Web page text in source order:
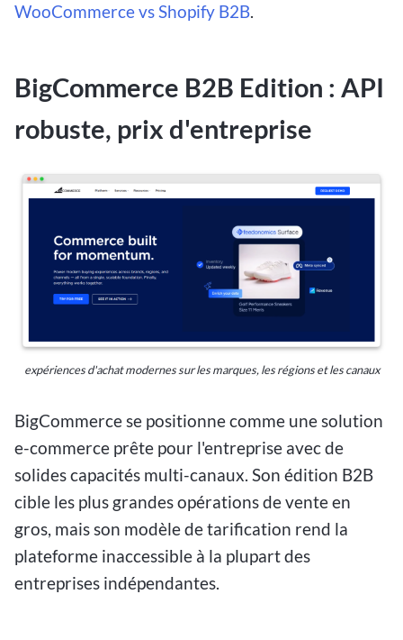
WooCommerce vs Shopify B2B.
BigCommerce B2B Edition : API
robuste, prix d'entreprise
expériences d'achat modernes sur les marques, les régions et les canaux
BigCommerce se positionne comme une solution
e-commerce prête pour l'entreprise avec de
solides capacités multi-canaux. Son édition B2B
cible les plus grandes opérations de vente en
gros, mais son modèle de tarification rend la
plateforme inaccessible à la plupart des
entreprises indépendantes.